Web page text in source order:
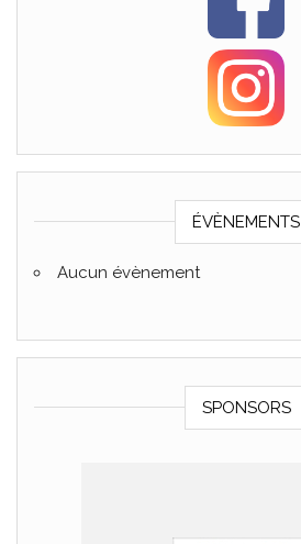
ÉVÈNEMENTS
Aucun évènement
SPONSORS